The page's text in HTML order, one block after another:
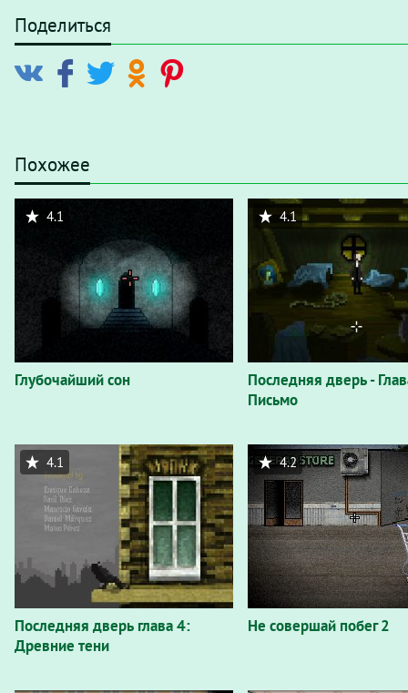
Поделиться
Похожее
Глубочайший сон
4.1
Последняя дверь -
Письмо
4.1
Последняя дверь глава 4:
Древние тени
4.1
Не совершай побег 2
4.2